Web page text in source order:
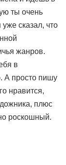
ты очень
сказал, что
жанров.
в
А просто пишу
нравится,
плюс
роскошный.